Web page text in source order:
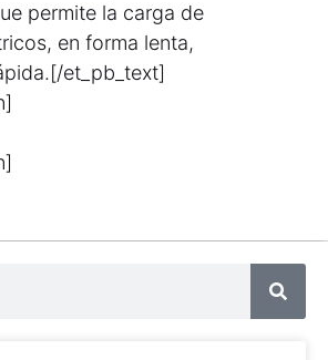
permite la carga de
en forma lenta,
et_pb_text]